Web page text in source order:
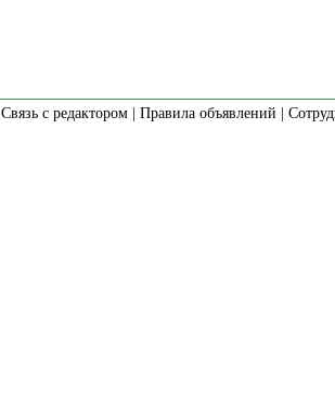
Связь с редактором Правила объявлений